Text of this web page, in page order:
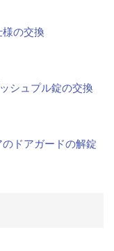
様の交換
シュプル錠の交換
のドアガードの解錠